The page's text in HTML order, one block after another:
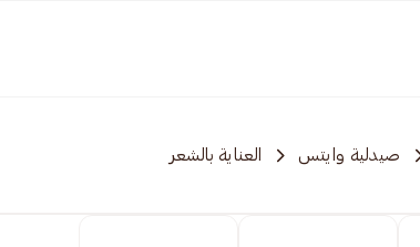
صيدلية وايتس العناية بالشعر